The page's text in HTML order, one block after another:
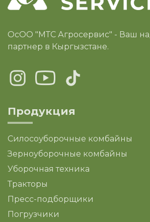
ОсОО "МТС Агросервис" - Ваш
партнер в Кыргызстане.
Продукция
Силосоуборочные комбайны
Зерноуборочные комбайны
Уборочная техника
Тракторы
Пресс-подборщики
Погрузчики